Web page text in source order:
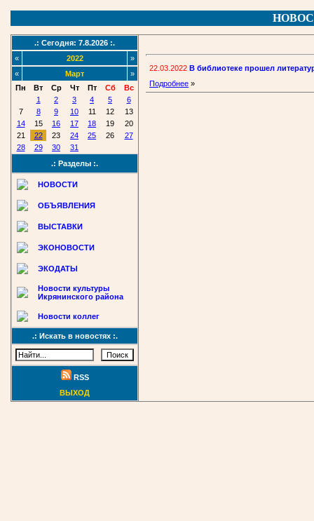
.: Сегодня: 7.8.2026 :.
«
2022
»
«
Март
»
Пн
Вт Ср Чт Пт Сб
Вс
1
2 3 4 5
6
7
8 9 10 11 12
13
14
15 16 17 18 19
20
21
22 23 24 25 26
27
28
29 30
31
.: Разделы :.
НОВОСТИ
ОБЪЯВЛЕНИЯ
ВЫСТАВКИ
ЭКОНОВОСТИ
ЭКОДАТЫ
Новости культуры
Икрянинского района
Новости коллег
.: Искать в новостях :.
RSS
ВЫХОД
22.03.2022 В библиотеке прошел
Подробнее »